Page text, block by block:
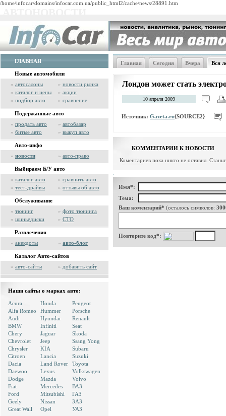
/home/infocar/domains/infocar.com.ua/public_html2/cache/news/28891.htm
ГЛАВНАЯ
Новые автомобили
» автосалоны » новости рынка
» каталог и цены » акции
» подбор авто » сравнение
Подержанные авто
» продать авто » автобазар
» битые авто » выкуп авто
Авто-инфо
» новости » авто-право
Выбираем Б/У авто
» каталог авто » сравнить авто
» тест-драйвы » отзывы об авто
Обслуживание
» тюнинг » фото тюнинга
» шины/диски » СТО
Развлечения
» анекдоты » авто-блог
Каталог Авто-сайтов
» авто-сайты » добавить сайт
Наши сайты о марках авто:
Acura
Alfa Romeo
Audi
BMW
Chery
Chevrolet
Chrysler
Citroen
Dacia
Daewoo
Dodge
Fiat
Ford
Geely
Great Wall
Honda
Hummer
Hyundai
Infiniti
Jaguar
Jeep
KIA
Lancia
Land Rover
Lexus
Mazda
Mercedes
Mitsubishi
Nissan
Opel
Peugeot
Porsche
Renault
Seat
Skoda
Ssang Yong
Subaru
Suzuki
Toyota
Volkswagen
Volvo
ВАЗ
ГАЗ
ЗАЗ
УАЗ
Главная Сегодня Вчера Вся
Лондон может стать
10 апреля 2009
Источник: Gazeta.ru{SOURCE2}
КОММЕНТАРИИ К НОВОСТИ
Коментариев пока никто не оставил.
Имя*:
Тема:
Ваш коментарий* (осталось символов:
Повторите код*: